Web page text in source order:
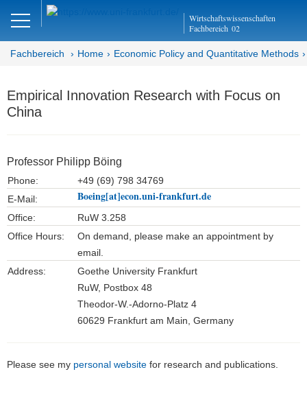
Wirtschaftswissenschaften
Fachbereich 02
DE Close
Economic Policy and
Quantitative Methods
Fachbereich Home Economic Policy and Quantitative Methods
Empirical Innovation Research with Focus on
China
Professor Philipp Böing
Phone:
+49 (69) 798 34769
E-Mail:
Boeing[at]econ.uni-frankfurt.de
Office:
RuW 3.258
Office Hours:
On demand, please make an appointment by
email.
Address:
Goethe University Frankfurt
RuW, Postbox 48
Theodor-W.-Adorno-Platz 4
60629 Frankfurt am Main, Germany
Please see my personal website for research and publications.